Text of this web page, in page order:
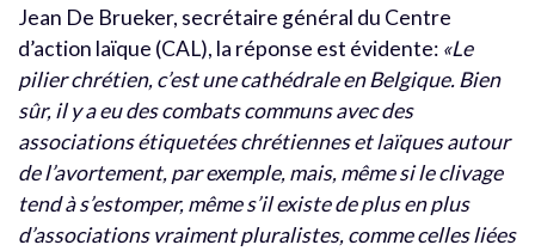
Jean De Brueker, secrétaire général du Centre
d’action laïque (CAL), la réponse est évidente: «Le
pilier chrétien, c’est une cathédrale en Belgique. Bien
sûr, il y a eu des combats communs avec des
associations étiquetées chrétiennes et laïques autour
de l’avortement, par exemple, mais, même si le clivage
tend à s’estomper, même s’il existe de plus en plus
d’associations vraiment pluralistes, comme celles liées